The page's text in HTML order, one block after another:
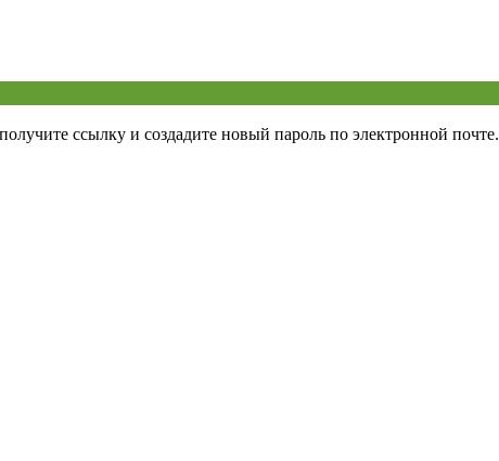
ссылку и создадите новый пароль по электронной почте.